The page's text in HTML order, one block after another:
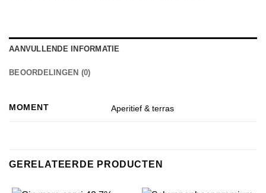
AANVULLENDE INFORMATIE
BEOORDELINGEN (0)
MOMENT Aperitief & terras
GERELATEERDE PRODUCTEN